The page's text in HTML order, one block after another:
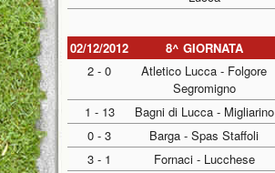
02/12/2012 8^ GIORNATA
2 - 0
Atletico Lucca - Folgore
Segromigno
1 - 13 Bagni di Lucca - Migliarino
0 - 3
Barga - Spas Staffoli
3 - 1
Fornaci - Lucchese